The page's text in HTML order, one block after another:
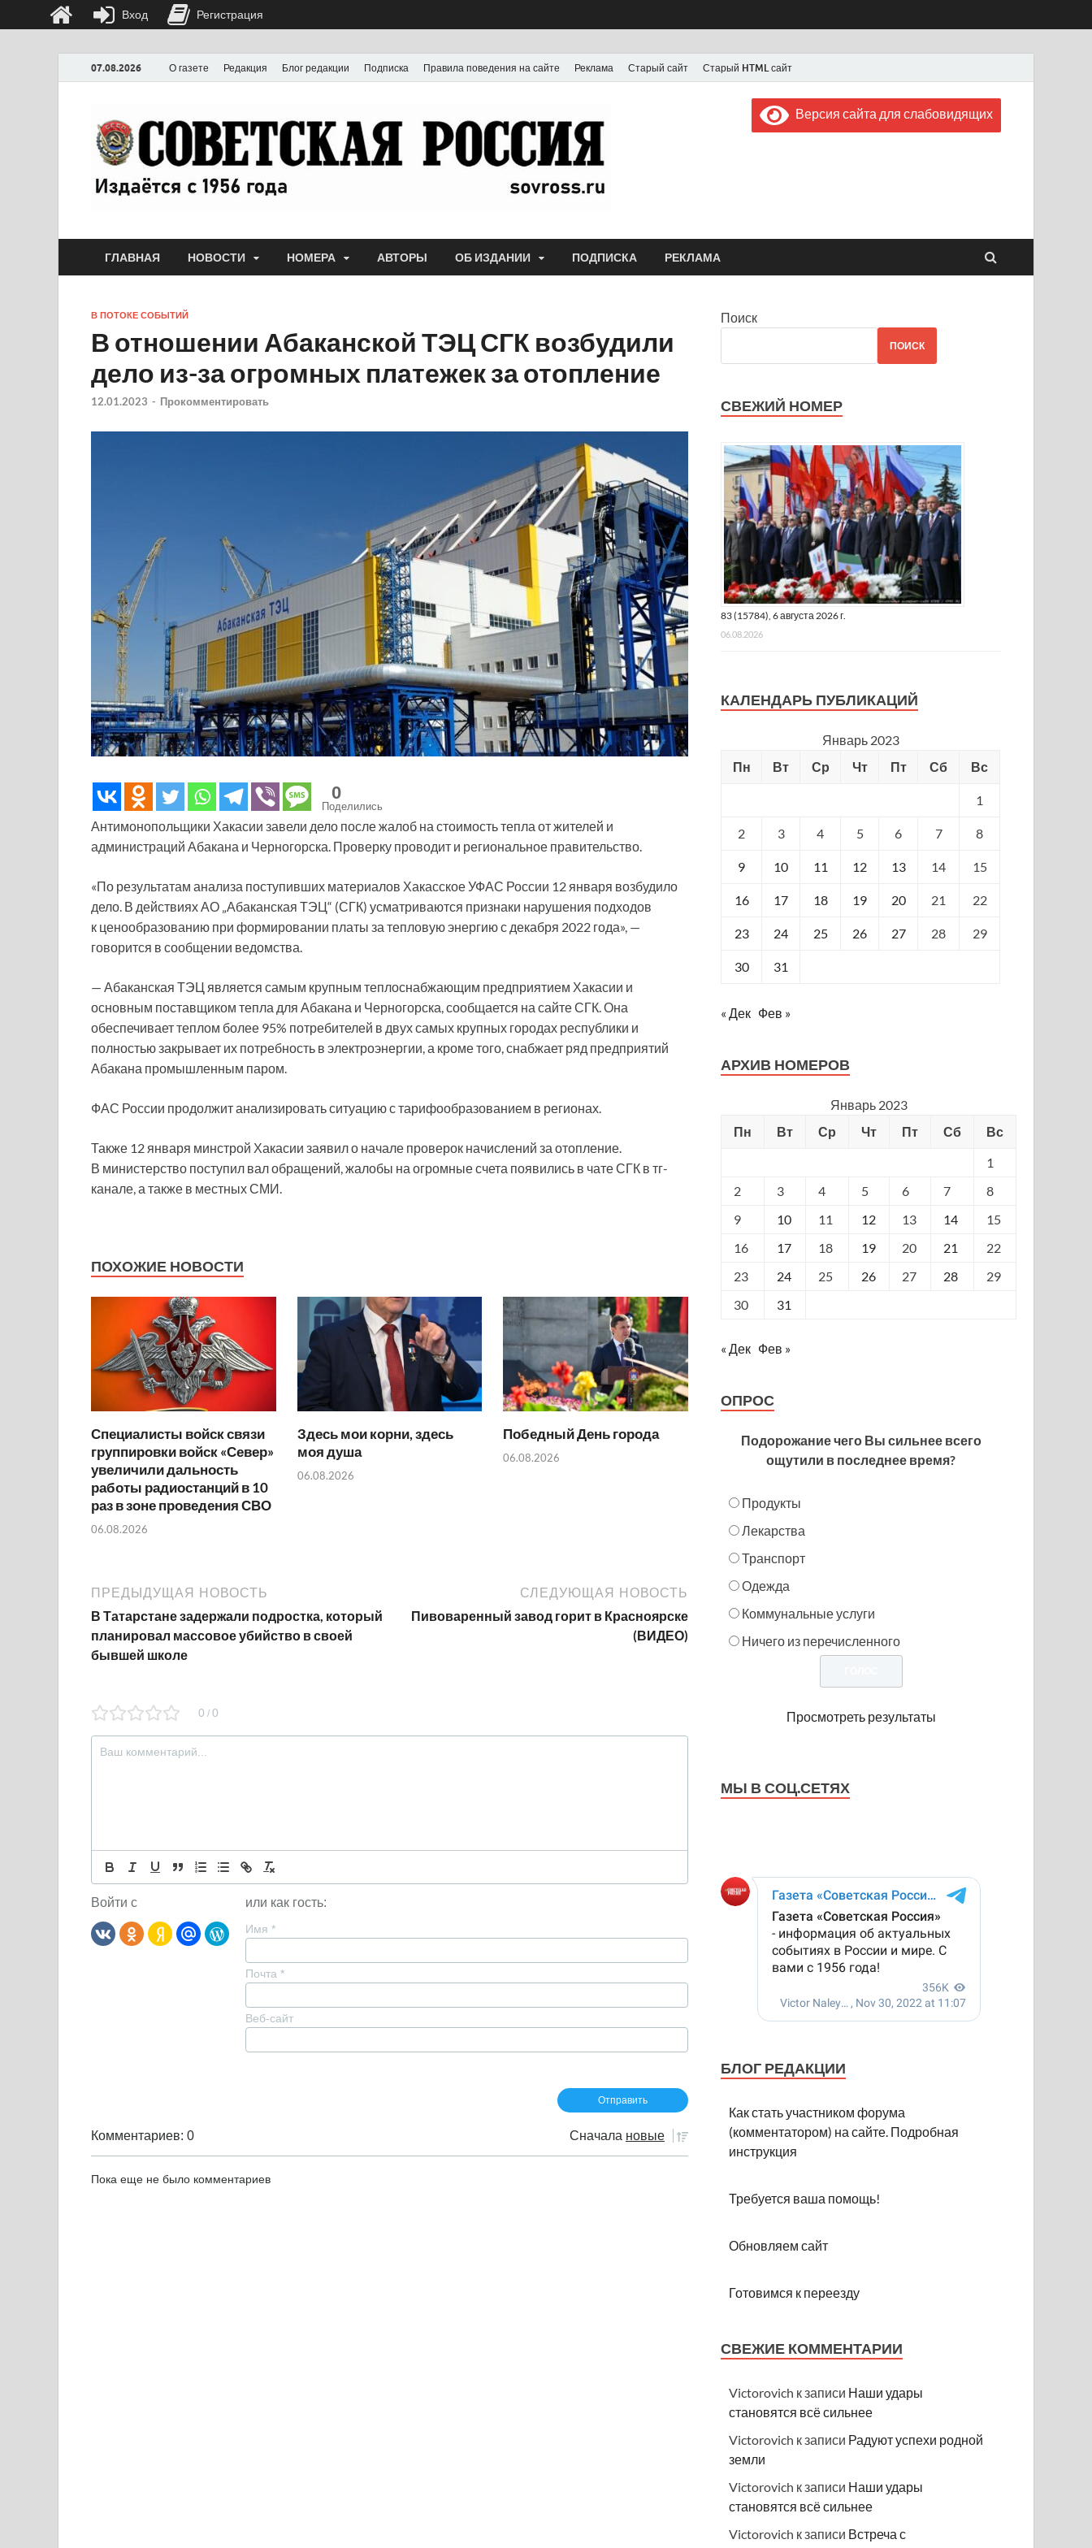
07.08.2026 О газете Редакция Блог редакции Подписка Правила поведения на сайте Реклама Старый сайт Старый HTML сайт
Газета "Советская Россия"
Выпускается с июля 1956 года
Версия сайта для слабовидящих
ГЛАВНАЯ НОВОСТИ НОМЕРА АВТОРЫ ОБ ИЗДАНИИ ПОДПИСКА РЕКЛАМА
В ПОТОКЕ СОБЫТИЙ
В отношении Абаканской ТЭЦ СГК возбудили
дело из-за огромных платежек за отопление
12.01.2023 - Прокомментировать
0
Поделились
Антимонопольщики Хакасии завели дело после жалоб на стоимость тепла от жителей и
администраций Абакана и Черногорска. Проверку проводит и региональное правительство.
«По результатам анализа поступивших материалов Хакасское УФАС России 12 января возбудило
дело. В действиях АО „Абаканская ТЭЦ“ (СГК) усматриваются признаки нарушения подходов
к ценообразованию при формировании платы за тепловую энергию с декабря 2022 года», —
говорится в сообщении ведомства.
— Абаканская ТЭЦ является самым крупным теплоснабжающим предприятием Хакасии и
основным поставщиком тепла для Абакана и Черногорска, сообщается на сайте СГК. Она
обеспечивает теплом более 95% потребителей в двух самых крупных городах республики и
полностью закрывает их потребность в электроэнергии, а кроме того, снабжает ряд предприятий
Абакана промышленным паром.
ФАС России продолжит анализировать ситуацию с тарифообразованием в регионах.
Также 12 января минстрой Хакасии заявил о начале проверок начислений за отопление.
В министерство поступил вал обращений, жалобы на огромные счета появились в чате СГК в тг-
канале, а также в местных СМИ.
ПОХОЖИЕ НОВОСТИ
Специалисты войск связи
группировки войск «Север»
увеличили дальность
работы радиостанций в 10
раз в зоне проведения СВО
06.08.2026
Здесь мои корни, здесь
моя душа
06.08.2026
Победный День города
06.08.2026
ПРЕДЫДУЩАЯ НОВОСТЬ
В Татарстане задержали подростка, который
планировал массовое убийство в своей
бывшей школе
СЛЕДУЮЩАЯ НОВОСТЬ
Пивоваренный завод горит в Красноярске
(ВИДЕО)
0 / 0
Войти с или как гость:
Имя *
Почта *
Веб-сайт
Комментариев: 0 Сначала новые
Пока еще не было комментариев
Поиск
ПОИСК
СВЕЖИЙ НОМЕР
83 (15784), 6 августа 2026 г.
06.08.2026
КАЛЕНДАРЬ ПУБЛИКАЦИЙ
Январь 2023
Пн
Вт Ср Чт Пт Сб Вс
1
2 3 4 5 6 7 8
9 10 11 12 13 14 15
16 17 18 19 20 21 22
23 24 25 26 27 28 29
30 31
« Дек Фев »
АРХИВ НОМЕРОВ
Январь 2023
Пн
Вт Ср Чт Пт Сб
Вс
1
2
3 4 5 6 7
8
9
10 11 12 13 14
15
16
17 18 19 20 21
22
23
24 25 26 27 28
29
30
31
« Дек Фев »
ОПРОС
Подорожание чего Вы сильнее всего
ощутили в последнее время?
Продукты
Лекарства
Транспорт
Одежда
Коммунальные услуги
Ничего из перечисленного
Просмотреть результаты
МЫ В СОЦ.СЕТЯХ
БЛОГ РЕДАКЦИИ
Как стать участником форума
(комментатором) на сайте. Подробная
инструкция
Требуется ваша помощь!
Обновляем сайт
Готовимся к переезду
СВЕЖИЕ КОММЕНТАРИИ
Victorovich к записи Наши удары
становятся всё сильнее
Victorovich к записи Радуют успехи родной
земли
Victorovich к записи Наши удары
становятся всё сильнее
Victorovich к записи Встреча с
Вход Регистрация